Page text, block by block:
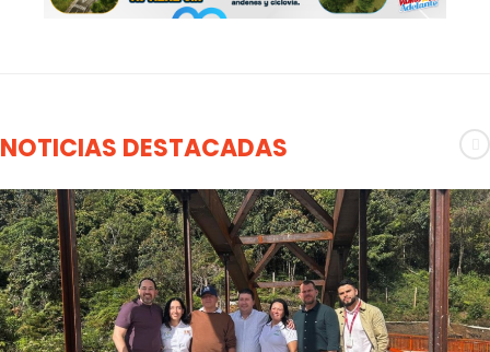
NOTICIAS DESTACADAS